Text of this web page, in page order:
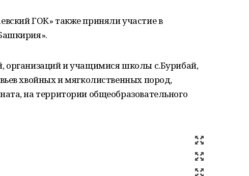
ГОК» также приняли участие в
организаций и учащимися школы с.Бурибай,
хвойных и мягколиственных пород,
на территории общеобразовательного